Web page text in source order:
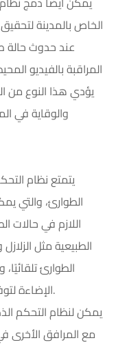
الخاص بالمدينة
عند حدوث حالة
المراقبة بالفيديو
يؤدي هذا النوع من
والوقاية في
يتمتع نظام
الطوارئ، والتي
اللازم في حالات
الطبيعية مثل
الطوارئ
الإضاءة لتوفير ظروف الإضاءة اللازمة لعمليات الإنقاذ.
يمكن لنظام التحكم
مع المرافق الأخرى